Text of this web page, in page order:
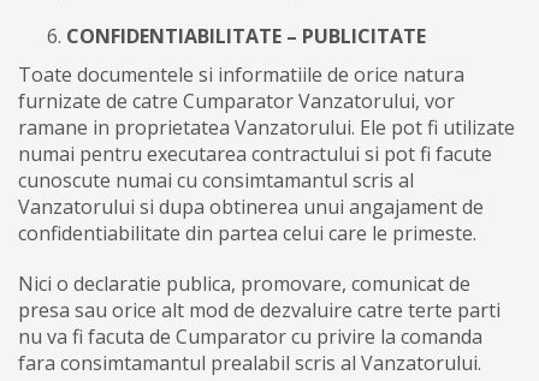
CONFIDENTIABILITATE – PUBLICITATE
Toate documentele si informatiile de orice natura
furnizate de catre Cumparator Vanzatorului, vor
ramane in proprietatea Vanzatorului. Ele pot fi utilizate
numai pentru executarea contractului si pot fi facute
cunoscute numai cu consimtamantul scris al
Vanzatorului si dupa obtinerea unui angajament de
confidentiabilitate din partea celui care le primeste.
Nici o declaratie publica, promovare, comunicat de
presa sau orice alt mod de dezvaluire catre terte parti
nu va fi facuta de Cumparator cu privire la comanda
fara consimtamantul prealabil scris al Vanzatorului.